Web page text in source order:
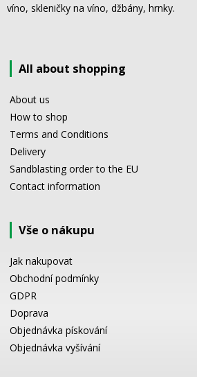
víno, skleničky na víno, džbány, hrnky.
All about shopping
About us
How to shop
Terms and Conditions
Delivery
Sandblasting order to the EU
Contact information
Vše o nákupu
Jak nakupovat
Obchodní podmínky
GDPR
Doprava
Objednávka pískování
Objednávka vyšívání